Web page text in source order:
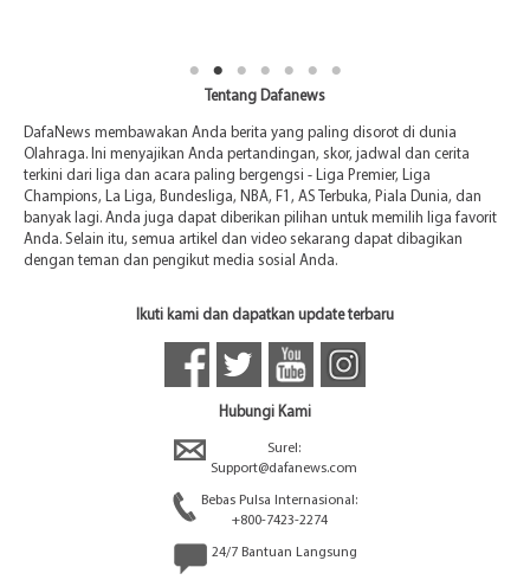
Tentang Dafanews
DafaNews membawakan Anda berita yang paling disorot di dunia
Olahraga. Ini menyajikan Anda pertandingan, skor, jadwal dan cerita
terkini dari liga dan acara paling bergengsi - Liga Premier, Liga
Champions, La Liga, Bundesliga, NBA, F1, AS Terbuka, Piala Dunia, dan
banyak lagi. Anda juga dapat diberikan pilihan untuk memilih liga favorit
Anda. Selain itu, semua artikel dan video sekarang dapat dibagikan
dengan teman dan pengikut media sosial Anda.
Ikuti kami dan dapatkan update terbaru
Hubungi Kami
Surel:
Support@dafanews.com
Bebas Pulsa Internasional:
+800-7423-2274
24/7 Bantuan Langsung